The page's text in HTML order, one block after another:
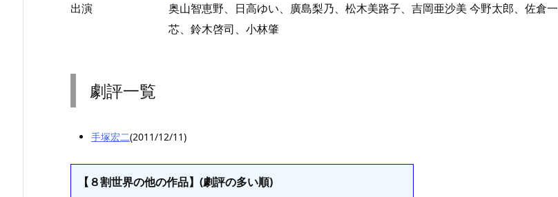
出演
奥山智恵野、日高ゆい、廣島梨乃、松木美路子、吉岡亜沙美 今野太郎、佐倉一
芯、鈴木啓司、小林肇
劇評一覧
手塚宏二(2011/12/11)
【８割世界の他の作品】(劇評の多い順)